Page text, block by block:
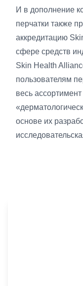
И в дополнение
перчатки также
аккредитацию
сфере средств
Skin Health
пользователям
весь
основе их